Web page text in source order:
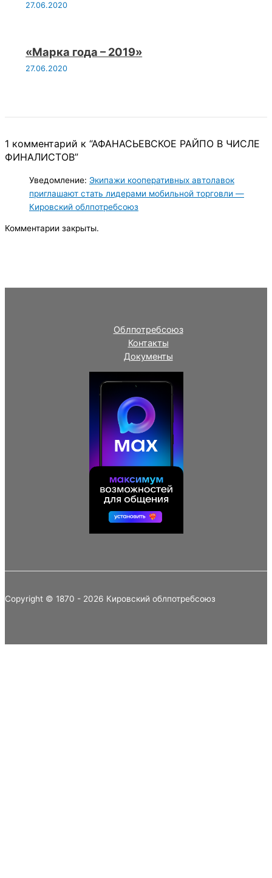
27.06.2020
«Марка года – 2019»
27.06.2020
1 комментарий к “АФАНАСЬЕВСКОЕ РАЙПО В ЧИСЛЕ
ФИНАЛИСТОВ”
Уведомление: Экипажи кооперативных автолавок
приглашают стать лидерами мобильной торговли —
Кировский облпотребсоюз
Комментарии закрыты.
Облпотребсоюз
Контакты
Документы
Copyright © 1870 - 2026 Кировский облпотребсоюз